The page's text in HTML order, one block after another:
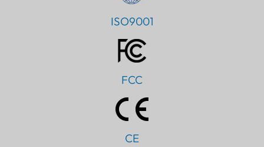
ISO9001
FCC
CE